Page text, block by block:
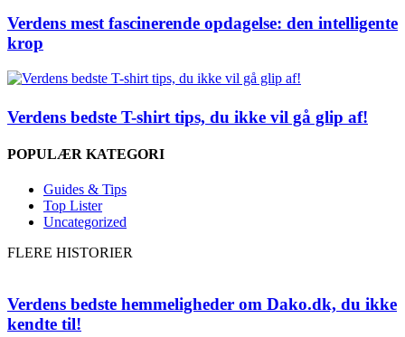
Verdens mest fascinerende opdagelse: den intelligente
krop
Verdens bedste T-shirt tips, du ikke vil gå glip af!
POPULÆR KATEGORI
Guides & Tips
Top Lister
Uncategorized
FLERE HISTORIER
Verdens bedste hemmeligheder om Dako.dk, du ikke
kendte til!